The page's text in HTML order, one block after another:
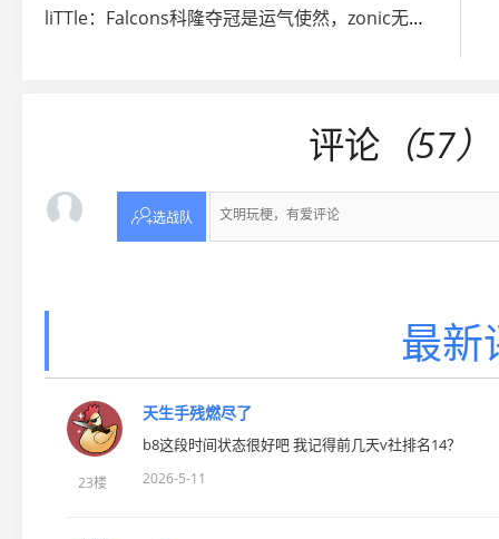
liTTle：Falcons科隆夺冠是运气使然，zonic无法胜任教练
评论 （57）
选战队
最新
23楼
天生手残燃尽了
b8这段时间状态很好吧 我记得前几天v社排名14？
2026-5-11